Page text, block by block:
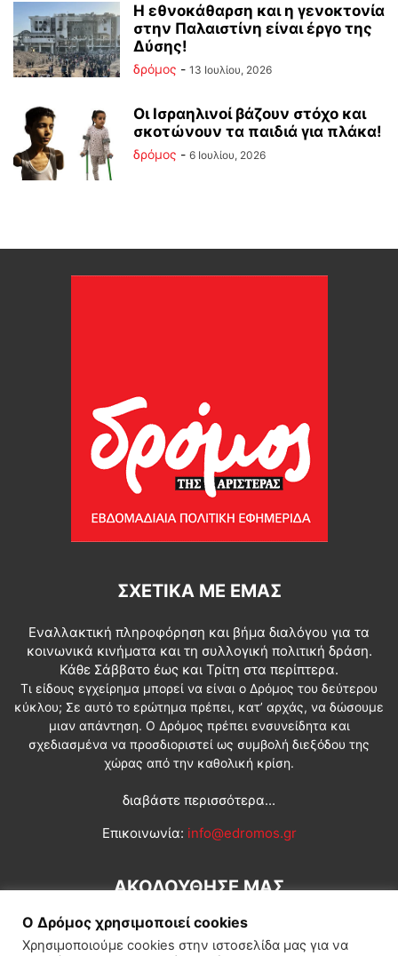
Η εθνοκάθαρση και η γενοκτονία
στην Παλαιστίνη είναι έργο της
Δύσης!
δρόμος - 13 Ιουλίου, 2026
Οι Ισραηλινοί βάζουν στόχο και
σκοτώνουν τα παιδιά για πλάκα!
δρόμος - 6 Ιουλίου, 2026
ΣΧΕΤΙΚΆ ΜΕ ΕΜΆΣ
Εναλλακτική πληροφόρηση και βήμα διαλόγου για τα
κοινωνικά κινήματα και τη συλλογική πολιτική δράση.
Κάθε Σάββατο έως και Τρίτη στα περίπτερα.
Τι είδους εγχείρημα μπορεί να είναι ο Δρόμος του δεύτερου
κύκλου; Σε αυτό το ερώτημα πρέπει, κατ’ αρχάς, να δώσουμε
μιαν απάντηση. Ο Δρόμος πρέπει ενσυνείδητα και
σχεδιασμένα να προσδιοριστεί ως συμβολή διεξόδου της
χώρας από την καθολική κρίση.
διαβάστε περισσότερα...
Επικοινωνία: info@edromos.gr
ΑΚΟΛΟΥΘΗΣΕ ΜΑΣ
Ο Δρόμος χρησιμοποιεί cookies
Χρησιμοποιούμε cookies στην ιστοσελίδα μας για να